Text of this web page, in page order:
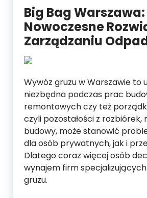
Big Bag Warszawa:
Nowoczesne
Zarządzaniu
Wywóz gruzu w Warszawie to
niezbędna podczas prac
remontowych czy też
czyli pozostałości z
budowy, może stanowić
dla osób prywatnych, jak i
Dlatego coraz więcej osób
wynajem firm
gruzu.